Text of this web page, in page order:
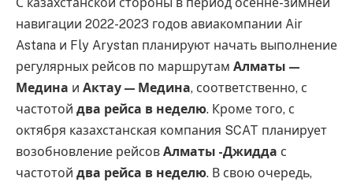
навигации 2022-2023 годов авиакомпании Air
Astana и Fly Arystan планируют начать выполнение
регулярных рейсов по маршрутам Алматы —
Медина и Актау — Медина, соответственно, с
частотой два рейса в неделю. Кроме того, с
октября казахстанская компания SCAT планирует
возобновление рейсов Алматы -Джидда с
частотой два рейса в неделю. В свою очередь,